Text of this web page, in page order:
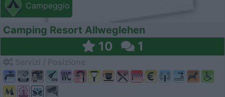
Campeggio
Camping Resort Allweglehen
10 1